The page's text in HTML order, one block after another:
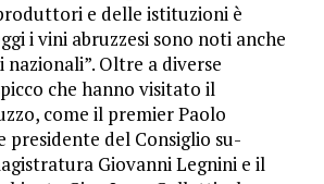
e delle istituzioni è
i vini abruzzesi sono noti anche
Oltre a diverse
che hanno visitato il
come il premier Paolo
presidente del Consiglio su­
Giovanni Legnini e il